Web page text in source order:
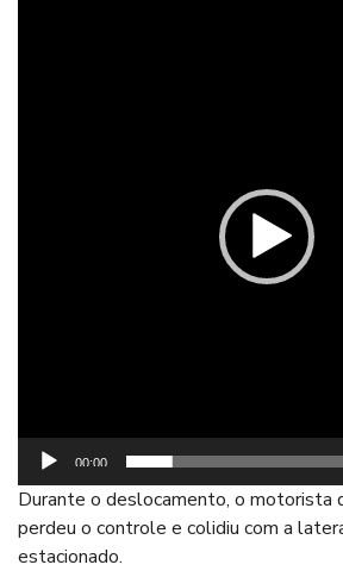
00:00
Durante o deslocamento, o motorista
perdeu o controle e colidiu com a
estacionado.